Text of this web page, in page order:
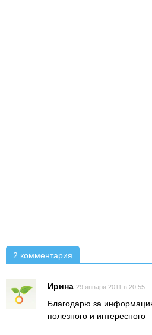
2 комментария
Ирина 29 января 2011 в 20:55
Благодарю за
полезного и интересного